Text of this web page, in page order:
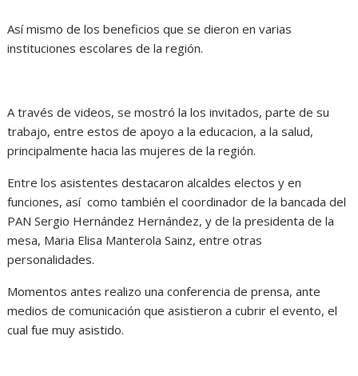
Así mismo de los beneficios que se dieron en varias
instituciones escolares de la región.
A través de videos, se mostró la los invitados, parte de su
trabajo, entre estos de apoyo a la educacion, a la salud,
principalmente hacia las mujeres de la región.
Entre los asistentes destacaron alcaldes electos y en
funciones, así como también el coordinador de la bancada del
PAN Sergio Hernández Hernández, y de la presidenta de la
mesa, Maria Elisa Manterola Sainz, entre otras
personalidades.
Momentos antes realizo una conferencia de prensa, ante
medios de comunicación que asistieron a cubrir el evento, el
cual fue muy asistido.